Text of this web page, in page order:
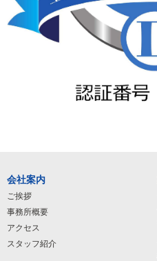
会社案内
ご挨拶
事務所概要
アクセス
スタッフ紹介